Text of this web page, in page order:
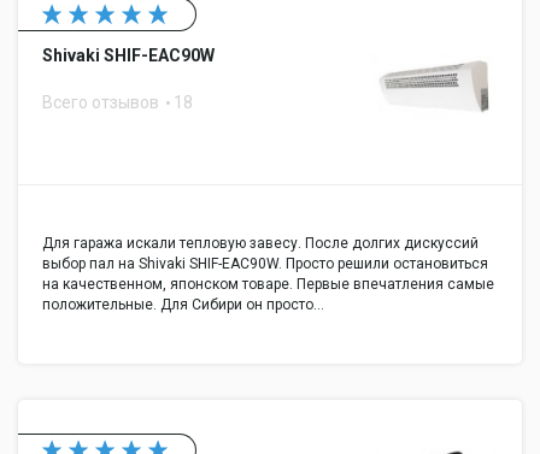
Shivaki SHIF-EAC90W
Всего отзывов 18
Для гаража искали тепловую завесу. После долгих дискуссий
выбор пал на Shivaki SHIF-EAC90W. Просто решили остановиться
на качественном, японском товаре. Первые впечатления самые
положительные. Для Сибири он просто…